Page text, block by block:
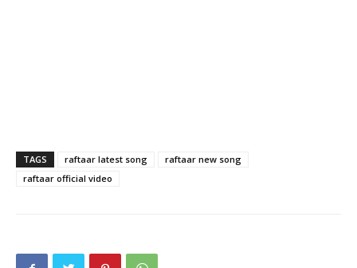
TAGS raftaar latest song
raftaar new song
raftaar official video